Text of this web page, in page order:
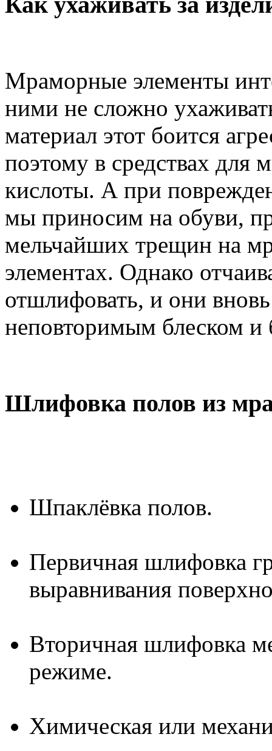
Мраморные элементы
ними не сложно
материал этот боится
поэтому в средствах для
кислоты. А при
мы приносим на обуви,
мельчайших трещин на
элементах. Однако
отшлифовать, и они
неповторимым блеском
Шлифовка полов из
Шпаклёвка полов.
Первичная шлифовка
выравнивания
Вторичная шлифовка
режиме.
Химическая или